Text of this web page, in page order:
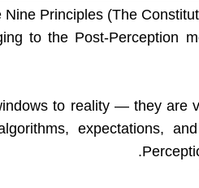
Nine Principles (The
to the Post-Perception
to reality — they are
expectations,